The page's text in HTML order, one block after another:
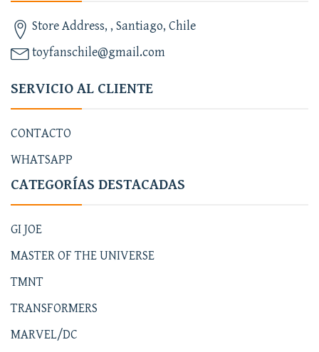
Store Address, , Santiago, Chile
toyfanschile@gmail.com
SERVICIO AL CLIENTE
CONTACTO
WHATSAPP
CATEGORÍAS DESTACADAS
GI JOE
MASTER OF THE UNIVERSE
TMNT
TRANSFORMERS
MARVEL/DC